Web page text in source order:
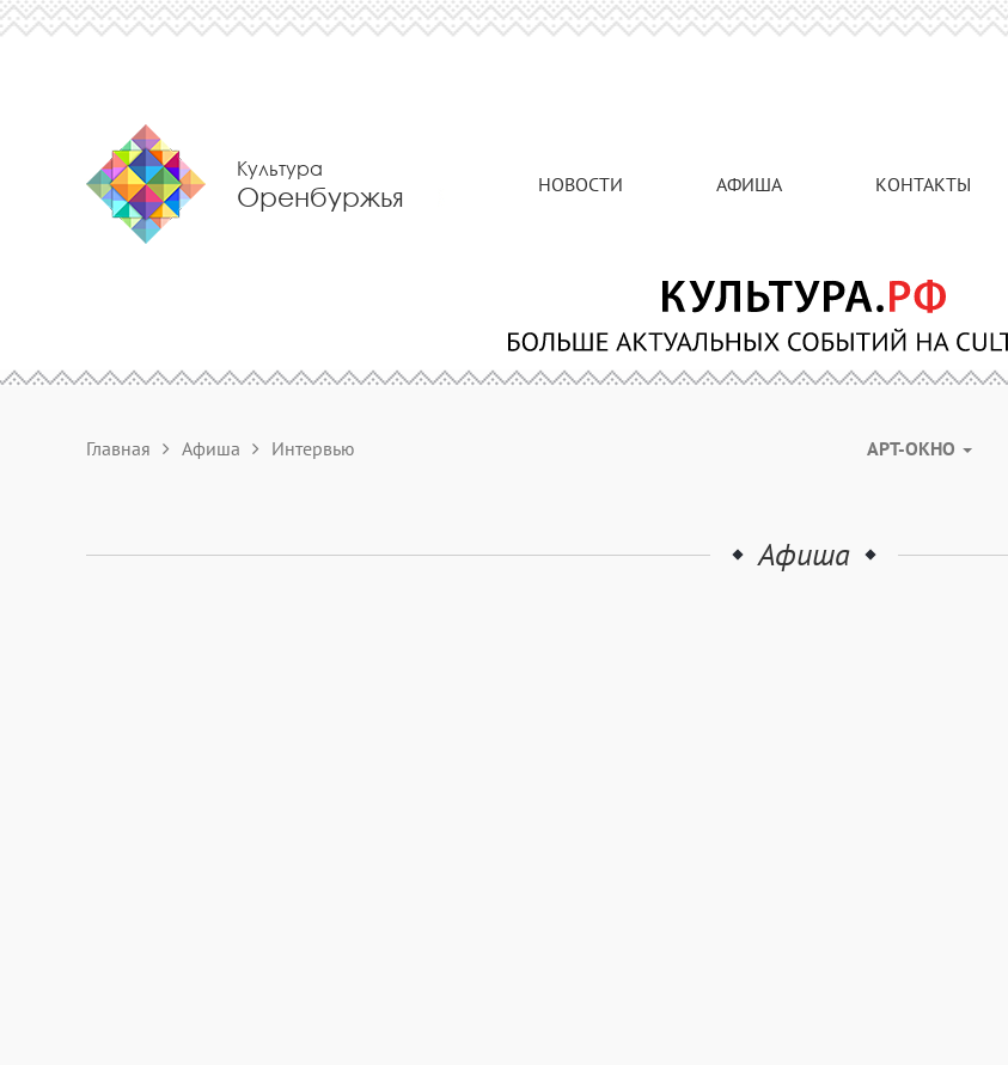
Культура
Оренбуржья НОВОСТИ АФИША КОНТАКТЫ
Главная Афиша Интервью АРТ-ОКНО
Афиша